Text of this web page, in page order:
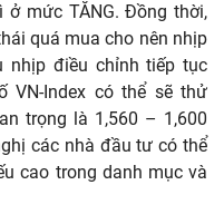
mức TĂNG. Đồng thời,
quá mua cho nên nhịp
nhịp điều chỉnh tiếp tục
VN-Index có thể sẽ thử
trọng là 1,560 – 1,600
các nhà đầu tư có thể
cao trong danh mục và